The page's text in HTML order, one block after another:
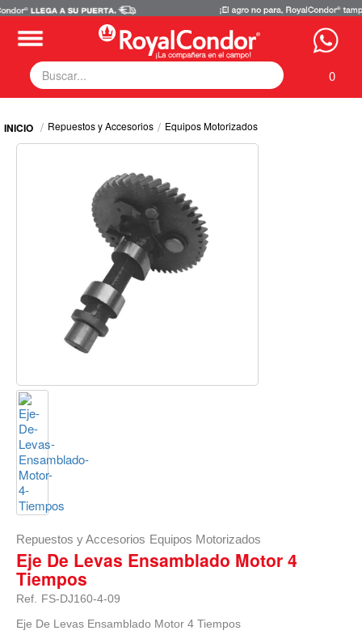
0
Fumigadoras
Equipos Motorizados
Tecnología de Aplicación
Zona Pecuaria
Zona Veterianaria
Repuestos y Accesorios Equipos Motorizados
Repuestos y Accesorios Equipos Motorizados
Eje De Levas Ensamblado Motor 4
Tiempos
Ref. FS-DJ160-4-09
Eje De Levas Ensamblado Motor 4 Tiempos